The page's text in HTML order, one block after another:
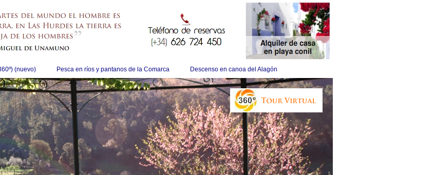
(nuevo) Pesca en ríos y pantanos de la Comarca Descenso en canoa del Alagón